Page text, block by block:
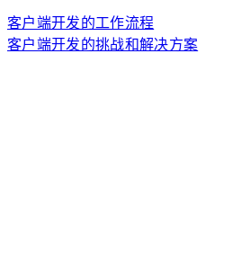
客户端开发的工作流程
客户端开发的挑战和解决方案